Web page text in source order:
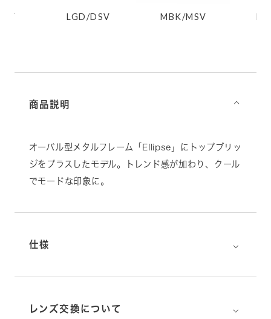
LGD/DSV MBK/MSV
商品説明 ⌵
オーバル型メタルフレーム「Ellipse」にトップブリッ
ジをプラスしたモデル。トレンド感が加わり、クール
でモードな印象に。
仕様 ⌵
レンズ交換について ⌵